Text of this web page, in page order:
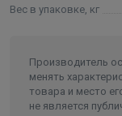
Вес в упаковке, кг
Производитель
менять
товара и место
не является